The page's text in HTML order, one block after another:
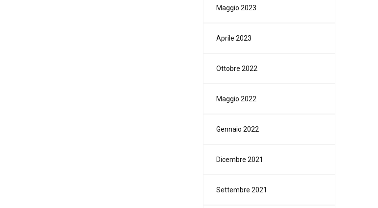
Maggio 2023
Aprile 2023
Ottobre 2022
Maggio 2022
Gennaio 2022
Dicembre 2021
Settembre 2021